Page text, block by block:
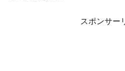
スポンサー